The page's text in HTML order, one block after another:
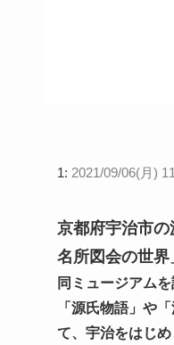
1: 2021/09/06(月)
京都府宇治市
名所図会の世界
同ミュージアム
「源氏物語」や
て、宇治をはじ